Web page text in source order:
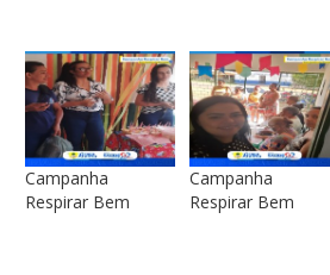
Campanha
Respirar Bem
Campanha
Respirar Bem